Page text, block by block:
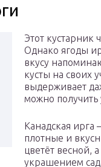
Этот кустарник
Однако ягоды
вкусу
кусты на своих
выдерживает
можно получить
Канадская
плотные и
цветёт весной,
украшением